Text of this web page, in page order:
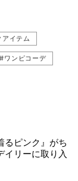
イテム
#ワンピコーデ
るピンク』がち
イリーに取り入